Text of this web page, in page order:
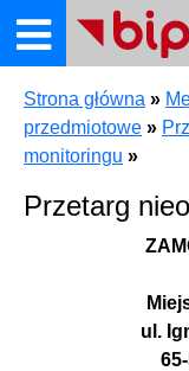
Strona główna »
przedmiotowe »
monitoringu »
Przetarg
ul.